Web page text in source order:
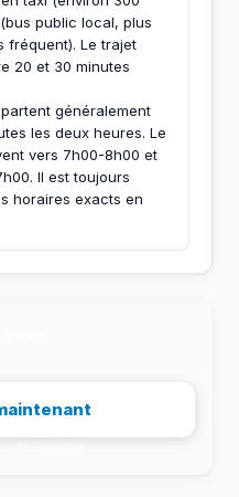
public local, plus
fréquent). Le trajet
20 et 30 minutes
généralement
les deux heures. Le
vers 7h00-8h00 et
Il est toujours
horaires exacts en